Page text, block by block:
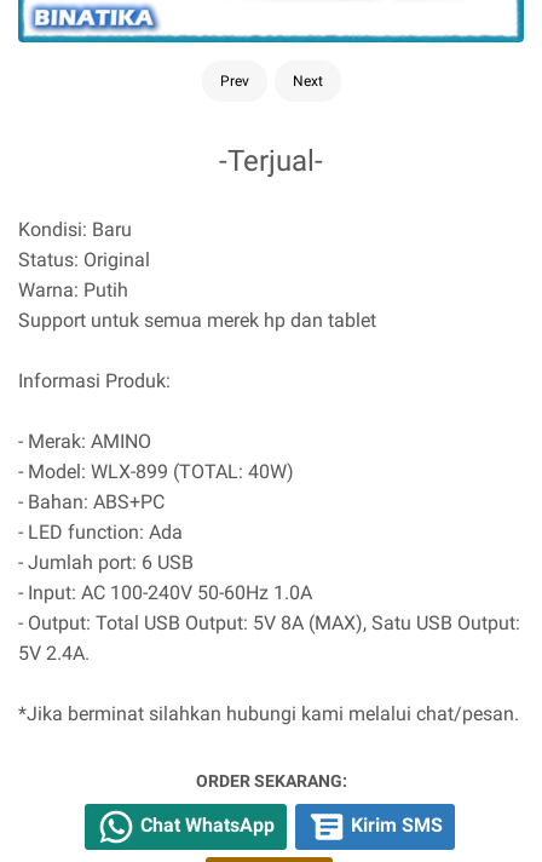
Prev Next
-Terjual-
Kondisi: Baru
Status: Original
Warna: Putih
Support untuk semua merek hp dan tablet
Informasi Produk:
- Merak: AMINO
- Model: WLX-899 (TOTAL: 40W)
- Bahan: ABS+PC
- LED function: Ada
- Jumlah port: 6 USB
- Input: AC 100-240V 50-60Hz 1.0A
- Output: Total USB Output: 5V 8A (MAX), Satu USB Output:
5V 2.4A.
*Jika berminat silahkan hubungi kami melalui chat/pesan.
ORDER SEKARANG:
Chat WhatsApp Kirim SMS